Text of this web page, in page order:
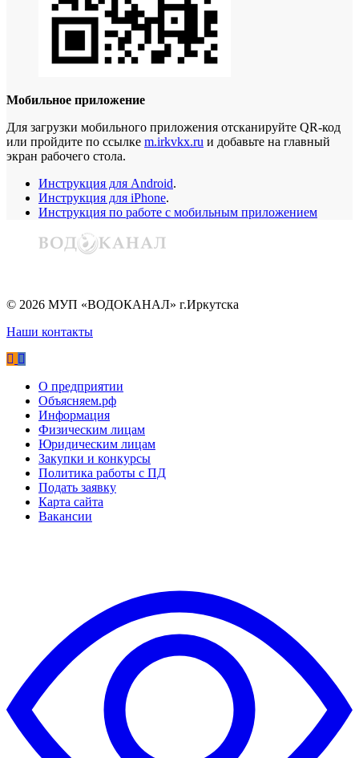
Мобильное приложение
Для загрузки мобильного приложения отсканируйте QR-код
или пройдите по ссылке m.irkvkx.ru и добавьте на главный
экран рабочего стола.
Инструкция для Android.
Инструкция для iPhone.
Инструкция по работе с мобильным приложением
© 2026 МУП «ВОДОКАНАЛ» г.Иркутска
Наши контакты
О предприятии
Объясняем.рф
Информация
Физическим лицам
Юридическим лицам
Закупки и конкурсы
Политика работы с ПД
Подать заявку
Карта сайта
Вакансии